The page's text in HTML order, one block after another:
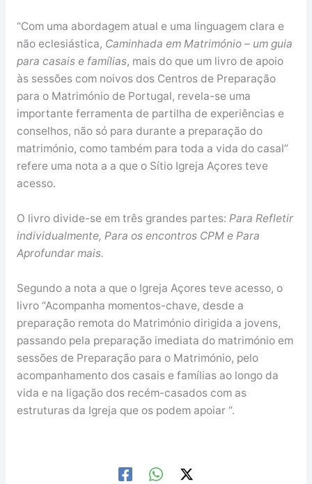
“Com uma abordagem atual e uma linguagem clara e
não eclesiástica, Caminhada em Matrimónio – um guia
para casais e famílias, mais do que um livro de apoio
às sessões com noivos dos Centros de Preparação
para o Matrimónio de Portugal, revela-se uma
importante ferramenta de partilha de experiências e
conselhos, não só para durante a preparação do
matrimónio, como também para toda a vida do casal”
refere uma nota a a que o Sítio Igreja Açores teve
acesso.
O livro divide-se em três grandes partes: Para Refletir
individualmente, Para os encontros CPM e Para
Aprofundar mais.
Segundo a nota a que o Igreja Açores teve acesso, o
livro “Acompanha momentos-chave, desde a
preparação remota do Matrimónio dirigida a jovens,
passando pela preparação imediata do matrimónio em
sessões de Preparação para o Matrimónio, pelo
acompanhamento dos casais e famílias ao longo da
vida e na ligação dos recém-casados com as
estruturas da Igreja que os podem apoiar “.